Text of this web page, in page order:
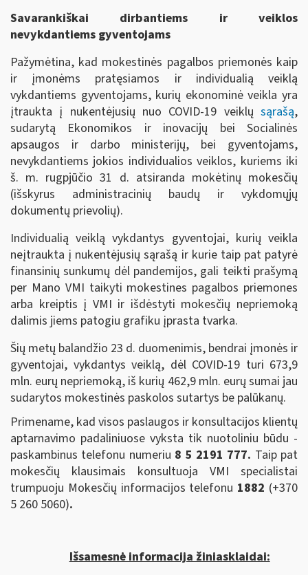
Savarankiškai dirbantiems ir veiklos
nevykdantiems gyventojams
Pažymėtina, kad mokestinės pagalbos priemonės kaip
ir įmonėms pratęsiamos ir individualią veiklą
vykdantiems gyventojams, kurių ekonominė veikla yra
įtraukta į nukentėjusių nuo COVID-19 veiklų sąrašą,
sudarytą Ekonomikos ir inovacijų bei Socialinės
apsaugos ir darbo ministerijų, bei gyventojams,
nevykdantiems jokios individualios veiklos, kuriems iki
š. m. rugpjūčio 31 d. atsiranda mokėtinų mokesčių
(išskyrus administracinių baudų ir vykdomųjų
dokumentų prievolių).
Individualią veiklą vykdantys gyventojai, kurių veikla
neįtraukta į nukentėjusių sąrašą ir kurie taip pat patyrė
finansinių sunkumų dėl pandemijos, gali teikti prašymą
per Mano VMI taikyti mokestines pagalbos priemones
arba kreiptis į VMI ir išdėstyti mokesčių nepriemoką
dalimis jiems patogiu grafiku įprasta tvarka.
Šių metų balandžio 23 d. duomenimis, bendrai įmonės ir
gyventojai, vykdantys veiklą, dėl COVID-19 turi 673,9
mln. eurų nepriemoką, iš kurių 462,9 mln. eurų sumai jau
sudarytos mokestinės paskolos sutartys be palūkanų.
Primename, kad visos paslaugos ir konsultacijos klientų
aptarnavimo padaliniuose vyksta tik nuotoliniu būdu -
paskambinus telefonu numeriu 8 5 2191 777. Taip pat
mokesčių klausimais konsultuoja VMI specialistai
trumpuoju Mokesčių informacijos telefonu 1882 (+370
5 260 5060).
Išsamesnė informacija žiniasklaidai: